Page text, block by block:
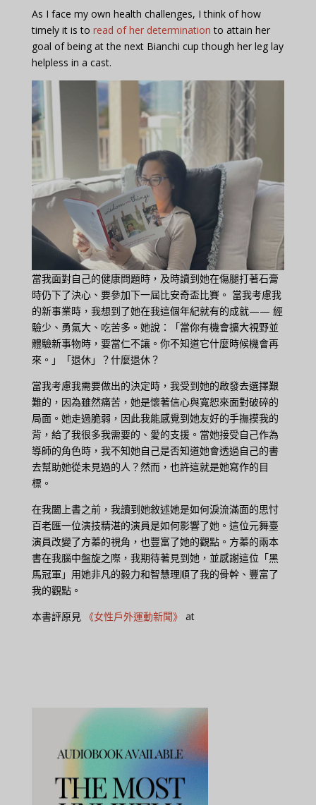
As I face my own health challenges, I think of how
timely it is to read of her determination to attain her
goal of being at the next Bianchi cup though her leg lay
helpless in a cast.
當我面對自己的健康問題時，及時讀到她在傷腿打著石膏
時仍下了決心、要參加下一屆比安奇盃比賽。 當我考慮我
的新事業時，我想到了她在我這個年紀就有的成就—— 經
驗少、勇氣大、吃苦多。她說：「當你有機會擴大視野並
體驗新事物時，要當仁不讓。你不知道它什麼時候機會再
來。」「退休」？什麼退休？
當我考慮我需要做出的決定時，我受到她的啟發去選擇艱
難的，因為雖然痛苦，她是懷著信心與寬恕來面對破碎的
局面。她走過脆弱，因此我能感覺到她友好的手撫摸我的
背，給了我很多我需要的、愛的支援。當她接受自己作為
導師的角色時，我不知她自己是否知道她會透過自己的書
去幫助她從未見過的人？然而，也許這就是她寫作的目
標。
在我闔上書之前，我讀到她敘述她是如何淚流滿面的思忖
百老匯一位演技精湛的演員是如何影響了她。這位元舞臺
演員改變了方蓁的視角，也豐富了她的觀點。方蓁的兩本
書在我腦中盤旋之際，我期待著見到她，並感謝這位「黑
馬冠軍」用她非凡的毅力和智慧理順了我的骨幹、豐富了
我的觀點。
本書評原見
《女性戶外運動新聞》 at